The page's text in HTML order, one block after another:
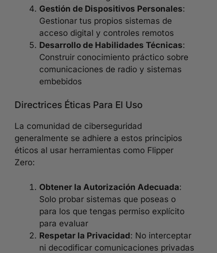
Gestión de Dispositivos Personales:
Gestionar tus propios sistemas de
acceso digital y controles remotos
Desarrollo de Habilidades Técnicas:
Construir conocimiento práctico sobre
comunicaciones de radio y sistemas
embebidos
Directrices Éticas Para El Uso
La comunidad de ciberseguridad
generalmente se adhiere a estos principios
éticos al usar herramientas como Flipper
Zero:
Obtener la Autorización Adecuada:
Solo probar sistemas que poseas o
para los que tengas permiso explícito
para evaluar
Respetar la Privacidad: No interceptar
ni decodificar comunicaciones privadas